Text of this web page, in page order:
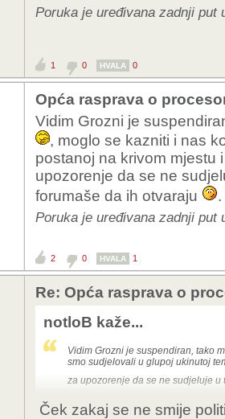
Poruka je uređivana zadnji put
1 0 HVALA 0
Opća rasprava o
Vidim Grozni je
, moglo se kazniti i nas
postanoj na krivom mjestu
upozorenje da se ne
forumaše da ih otvaraju
.
Poruka je uređivana zadnji put
2 0 HVALA 1
Re: Opća rasprava o
notloB kaže...
Vidim Grozni je suspendiran, tako
smo sudjelovali u glupoj ukinutoj
za upozorenje da se ne sudjeluje
Ček zakaj se ne smije